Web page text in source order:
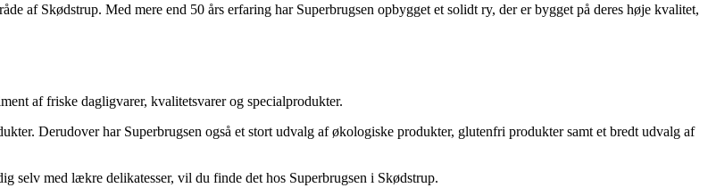
af Skødstrup. Med mere end 50 års erfaring har Superbrugsen opbygget et solidt ry, der er bygget på deres høje kvalitet,
af friske dagligvarer, kvalitetsvarer og specialprodukter.
Derudover har Superbrugsen også et stort udvalg af økologiske produkter, glutenfri produkter samt et bredt udvalg af
selv med lækre delikatesser, vil du finde det hos Superbrugsen i Skødstrup.